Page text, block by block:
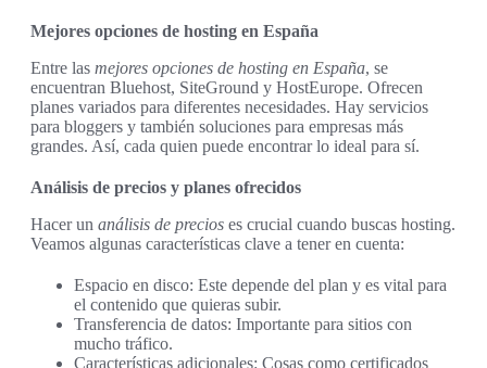
Mejores opciones de hosting en España
Entre las mejores opciones de hosting en España, se
encuentran Bluehost, SiteGround y HostEurope. Ofrecen
planes variados para diferentes necesidades. Hay servicios
para bloggers y también soluciones para empresas más
grandes. Así, cada quien puede encontrar lo ideal para sí.
Análisis de precios y planes ofrecidos
Hacer un análisis de precios es crucial cuando buscas hosting.
Veamos algunas características clave a tener en cuenta:
Espacio en disco: Este depende del plan y es vital para
el contenido que quieras subir.
Transferencia de datos: Importante para sitios con
mucho tráfico.
Características adicionales: Cosas como certificados